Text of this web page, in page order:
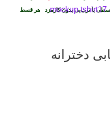
با ترب‌پی بدون کارمزد هر قسط
دخترانه